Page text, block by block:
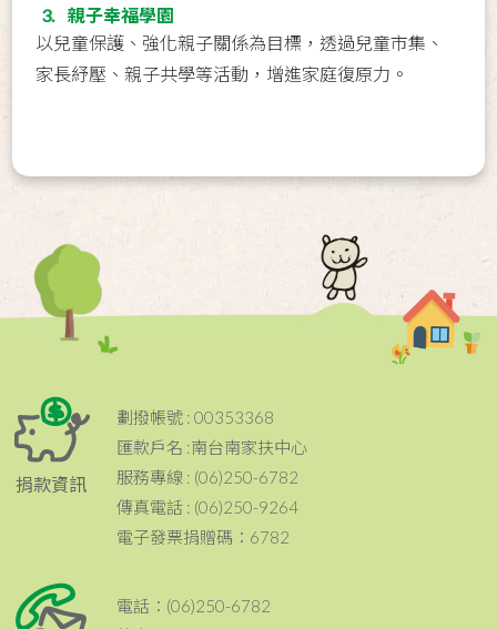
3. 親子幸福學園
以兒童保護、強化親子關係為目標，透過兒童市集、
家長紓壓、親子共學等活動，增進家庭復原力。
捐款資訊
劃撥帳號 : 00353368
匯款戶名 :南台南家扶中心
服務專線 : (06)250-6782
傳真電話 : (06)250-9264
電子發票捐贈碼：6782
電話：(06)250-6782